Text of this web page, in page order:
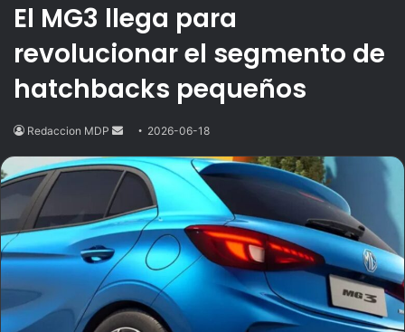
El MG3 llega para
revolucionar el segmento de
hatchbacks pequeños
Redaccion MDP
Send
email
2026-06-18